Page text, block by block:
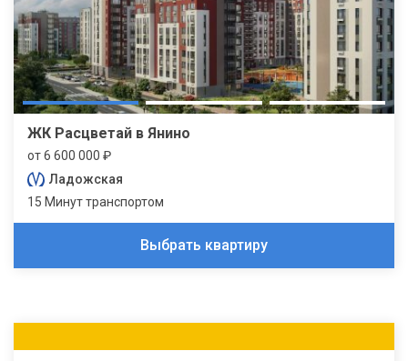
ЖК Расцветай в Янино
от 6 600 000 ₽
Ладожская
15 Минут транспортом
Выбрать квартиру